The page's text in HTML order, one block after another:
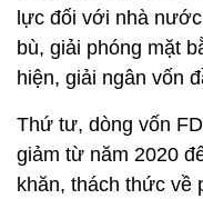
lực đối với nhà
bù, giải phóng mặt
hiện, giải ngân vốn
Thứ tư, dòng vốn
giảm từ năm 2020
khăn, thách thức về